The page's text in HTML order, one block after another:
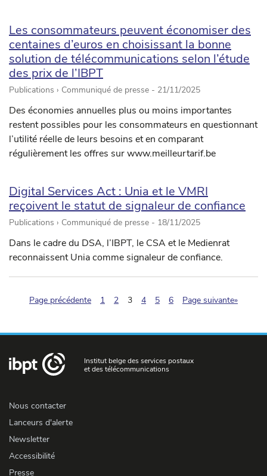
Les consommateurs peuvent économiser des
centaines d’euros en choisissant la bonne
solution de télécommunications selon l’étude
des prix de l’IBPT
Publications › Communiqué de presse - 21/11/2025
Des économies annuelles plus ou moins importantes
restent possibles pour les consommateurs en questionnant
l’utilité réelle de leurs besoins et en comparant
régulièrement les offres sur www.meilleurtarif.be
Digital Services Act : Unia et le VMRI
reçoivent le statut de signaleur de confiance
Publications › Communiqué de presse - 18/11/2025
Dans le cadre du DSA, l’IBPT, le CSA et le Medienrat
reconnaissent Unia comme signaleur de confiance.
Page précédente 1 2 3(pagination.current)
4 5 6 Page suivante»
Institut belge des services postaux
et des télécommunications
Nous contacter
Lanceurs d'alerte
Newsletter
Accessibilité
Presse